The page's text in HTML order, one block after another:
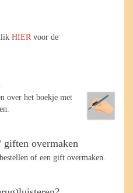
HIER voor de
over het boekje met
giften overmaken
of een gift overmaken.